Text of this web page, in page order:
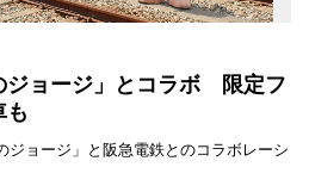
ジョージ」とコラボ 限定フ
も
ジョージ」と阪急電鉄とのコラボレーシ